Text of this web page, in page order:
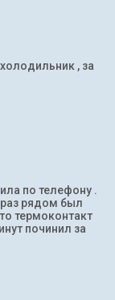
, за
по телефону .
раз рядом был
термоконтакт
починил за